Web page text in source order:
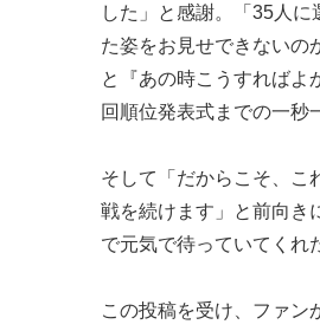
した」と感謝。「35人
た姿をお見せできないの
と『あの時こうすればよ
回順位発表式までの一秒
そして「だからこそ、こ
戦を続けます」と前向き
で元気で待っていてくれ
この投稿を受け、ファン